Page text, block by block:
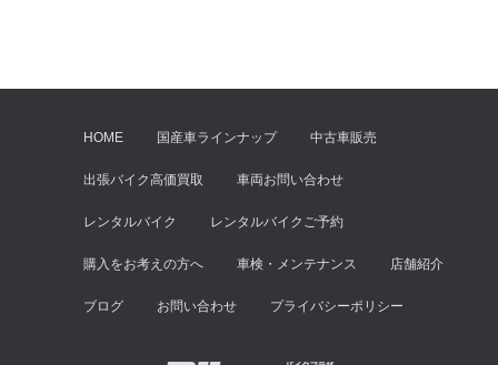
HOME 国産車ラインナップ 中古車販売
出張バイク高価買取 車両お問い合わせ
レンタルバイク レンタルバイクご予約
購入をお考えの方へ 車検・メンテナンス 店舗紹介
ブログ お問い合わせ プライバシーポリシー